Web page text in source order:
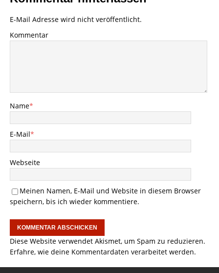
E-Mail Adresse wird nicht veröffentlicht.
Kommentar
Name*
E-Mail*
Webseite
Meinen Namen, E-Mail und Website in diesem Browser
speichern, bis ich wieder kommentiere.
Diese Website verwendet Akismet, um Spam zu reduzieren.
Erfahre, wie deine Kommentardaten verarbeitet werden.